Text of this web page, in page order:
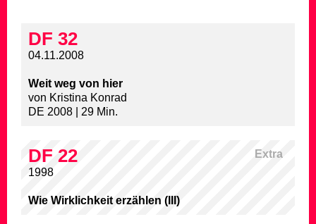
DF 32
04.11.2008
Weit weg von hier
von Kristina Konrad
DE 2008 | 29 Min.
Extra
DF 22
1998
Wie Wirklichkeit erzählen (III)